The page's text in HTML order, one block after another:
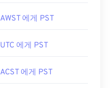
AWST 에게 PST
UTC 에게 PST
ACST 에게 PST